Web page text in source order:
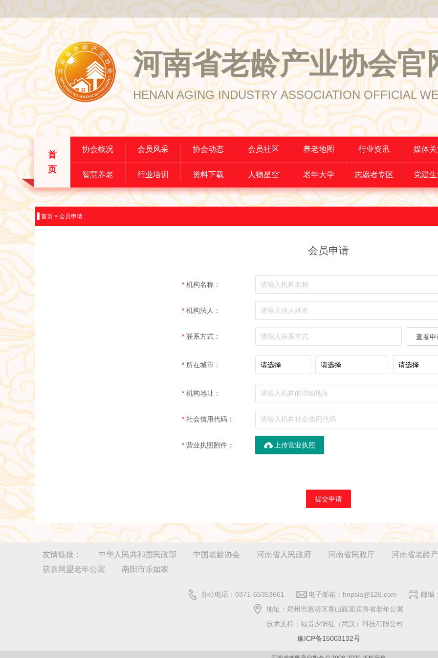
河南省老龄产业协会官
HENAN AGING INDUSTRY ASSOCIATION OFFICIAL
首
页
协会概况 会员风采 协会动态 会员社区 养老地图 行业资讯 媒体
智慧养老 行业培训 资料下载 人物星空 老年大学 志愿者专区 党建
首页 > 会员申请
会员申请
* 机构名称：
* 机构法人：
* 联系方式： 查看
* 所在城市：
* 机构地址：
* 社会信用代码：
* 营业执照附件：  上传营业执照
提交申请
友情链接： 中华人民共和国民政部 中国老龄协会 河南省人民政府 河南省民政厅
河南省老龄
获嘉同盟老年公寓
南阳市乐如家
办公电话：0371-65353661 电子邮箱：hnpsia@126.com
邮编
地址：郑州市惠济区香山路迎宾路省老年公寓
技术支持：福贵夕阳红（武汉）科技有限公司
豫ICP备15003132号